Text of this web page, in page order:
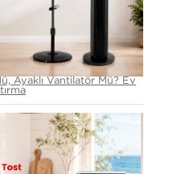
Ayaklı Vantilatör Mü? Ev